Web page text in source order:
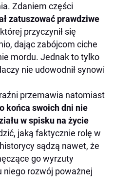
Zdaniem części
zatuszować prawdziwe
przyczynił się
dając zabójcom ciche
mordu. Jednak to tylko
nie udowodnił synowi
przemawia natomiast
końca swoich dni nie
w spisku na życie
jaką faktycznie rolę w
sądzą nawet, że
go wyrzuty
niego rozwój poważnej